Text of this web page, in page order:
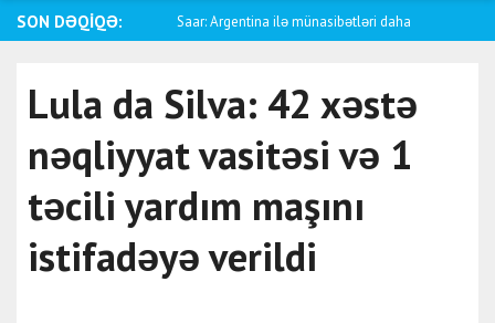
SON DƏQİQƏ:
Baqaeidən Trampa Saar: Argentina ilə münasibətləri daha
Lula da Silva: 42 xəstə
nəqliyyat vasitəsi və 1
təcili yardım maşını
istifadəyə verildi